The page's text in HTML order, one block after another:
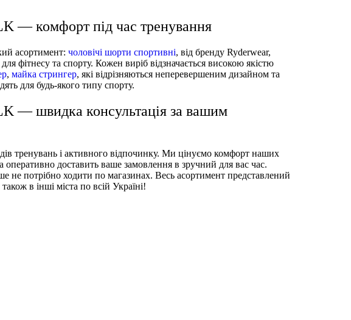
— комфорт під час тренування
асортимент: чоловічі шорти спортивні, від бренду Ryderwear,
фітнесу та спорту. Кожен виріб відзначається високою якістю
, майка стрингер, які відрізняються неперевершеним дизайном та
для будь-якого типу спорту.
— швидка консультація за вашим
тренувань і активного відпочинку. Ми цінуємо комфорт наших
доставить ваше замовлення в зручний для вас час.
не потрібно ходити по магазинах. Весь асортимент представлений
в інші міста по всій Україні!